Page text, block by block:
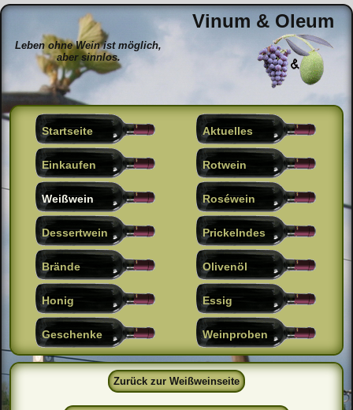
Zurück zur Weißweinseite
Startseite Aktuelles
Einkaufen Rotwein
Weißwein Roséwein
Dessertwein Prickelndes
Brände Olivenöl
Honig Essig
Geschenke Weinproben
Leben ohne Wein ist möglich,
aber sinnlos.
Vinum & Oleum